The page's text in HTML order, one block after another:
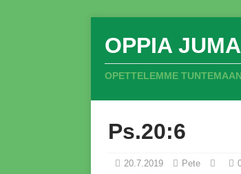
OPPIA
OPETTELEMME
Ps.20:6
20.7.2019 Pete